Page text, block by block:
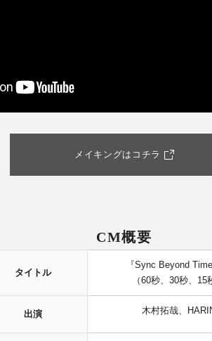
メイキングはコチラ
CM概要
タイトル
『Sync Beyond
（60秒、30秒、15
出演 木村拓哉、